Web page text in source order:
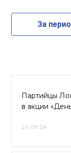
За
Партийцы
в акции
24.09.24